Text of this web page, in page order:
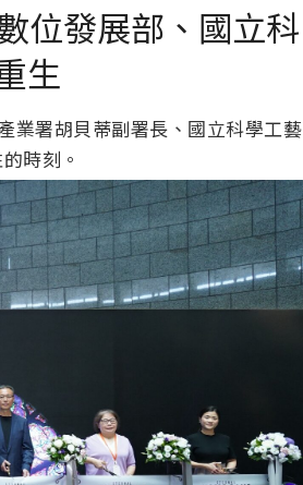
位發展部、國立科
生
業署胡貝蒂副署長、國立科學工藝
時刻。